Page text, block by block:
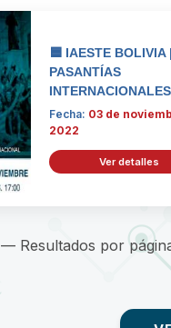
🟦 IAESTE BOLIVIA |
PASANTÍAS
INTERNACIONALES
Fecha: 03 de
2022
Ver detalles
— Resultados por